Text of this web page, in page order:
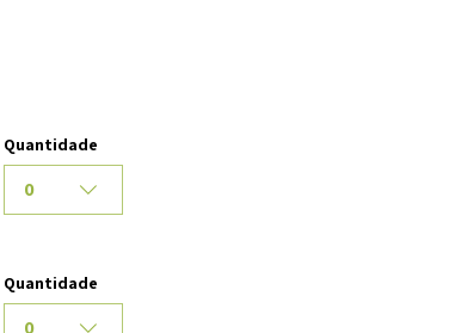
Quantidade
0
Quantidade
0